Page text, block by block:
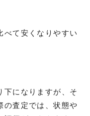
べて安くなりやすい
下になりますが、そ
の査定では、状態や